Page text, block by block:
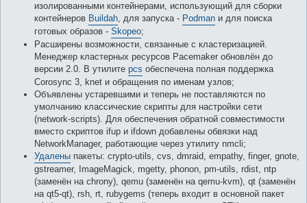
изолированными контейнерами, использующий для сборки
контейнеров Buildah, для запуска - Podman и для поиска
готовых образов - Skopeo;
Расширены возможности, связанные с кластеризацией.
Менеджер кластерных ресурсов Pacemaker обновлён до
версии 2.0. В утилите pcs обеспечена полная поддержка
Corosync 3, knet и обращения по именам узлов;
Объявлены устаревшими и теперь не поставляются по
умолчанию классические скрипты для настройки сети
(network-scripts). Для обеспечения обратной совместимости
вместо скриптов ifup и ifdown добавлены обвязки над
NetworkManager, работающие через утилиту nmcli;
Удалены пакеты: crypto-utils, cvs, dmraid, empathy, finger, gnote,
gstreamer, ImageMagick, mgetty, phonon, pm-utils, rdist, ntp
(заменён на chrony), qemu (заменён на qemu-kvm), qt (заменён
на qt5-qt), rsh, rt, rubygems (теперь входит в основной пакет